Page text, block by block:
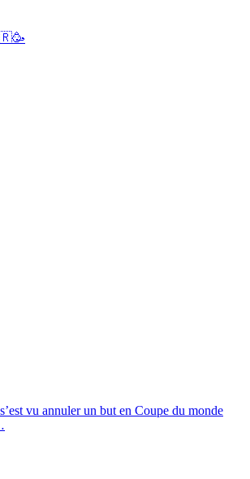
vu annuler un but en Coupe du monde